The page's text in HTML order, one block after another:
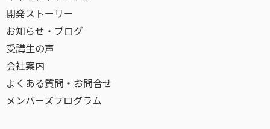
開発ストーリー
お知らせ・ブログ
受講生の声
会社案内
よくある質問・お問合せ
メンバーズプログラム